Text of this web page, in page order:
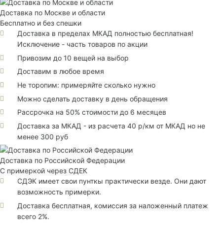
Доставка по Москве и области
Бесплатно и без спешки
Доставка в пределах МКАД полностью бесплатная!
Исключение - часть товаров по акции
Привозим до 10 вещей на выбор
Доставим в любое время
Не торопим: примеряйте сколько нужно
Можно сделать доставку в день обращения
Рассрочка на 50% стоимости до 6 месяцев
Доставка за МКАД - из расчета 40 р/км от МКАД но не
менее 300 руб
Доставка по Российской Федерации
С примеркой через СДЕК
СДЭК имеет свои пунткы практически везде. Они дают
возможность примерки.
Доставка бесплатная, комиссия за наложенный платеж
всего 2%.